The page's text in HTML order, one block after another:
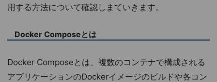
用する方法について確認しまていきます。
Docker Composeとは
Docker Composeとは、複数のコンテナで構成される
アプリケーションのDockerイメージのビルドや各コン